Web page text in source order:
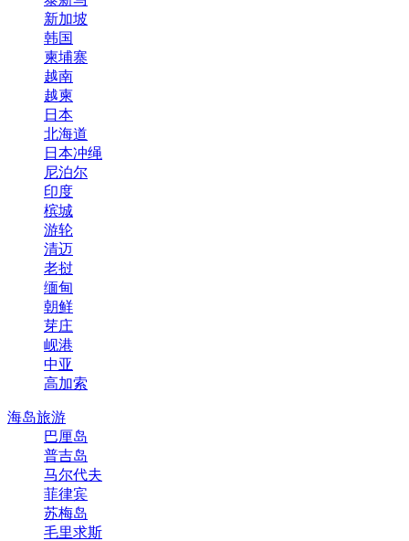
新加坡
韩国
柬埔寨
越南
越柬
日本
北海道
日本冲绳
尼泊尔
印度
槟城
游轮
清迈
老挝
缅甸
朝鲜
芽庄
岘港
中亚
高加索
海岛旅游
巴厘岛
普吉岛
马尔代夫
菲律宾
苏梅岛
毛里求斯